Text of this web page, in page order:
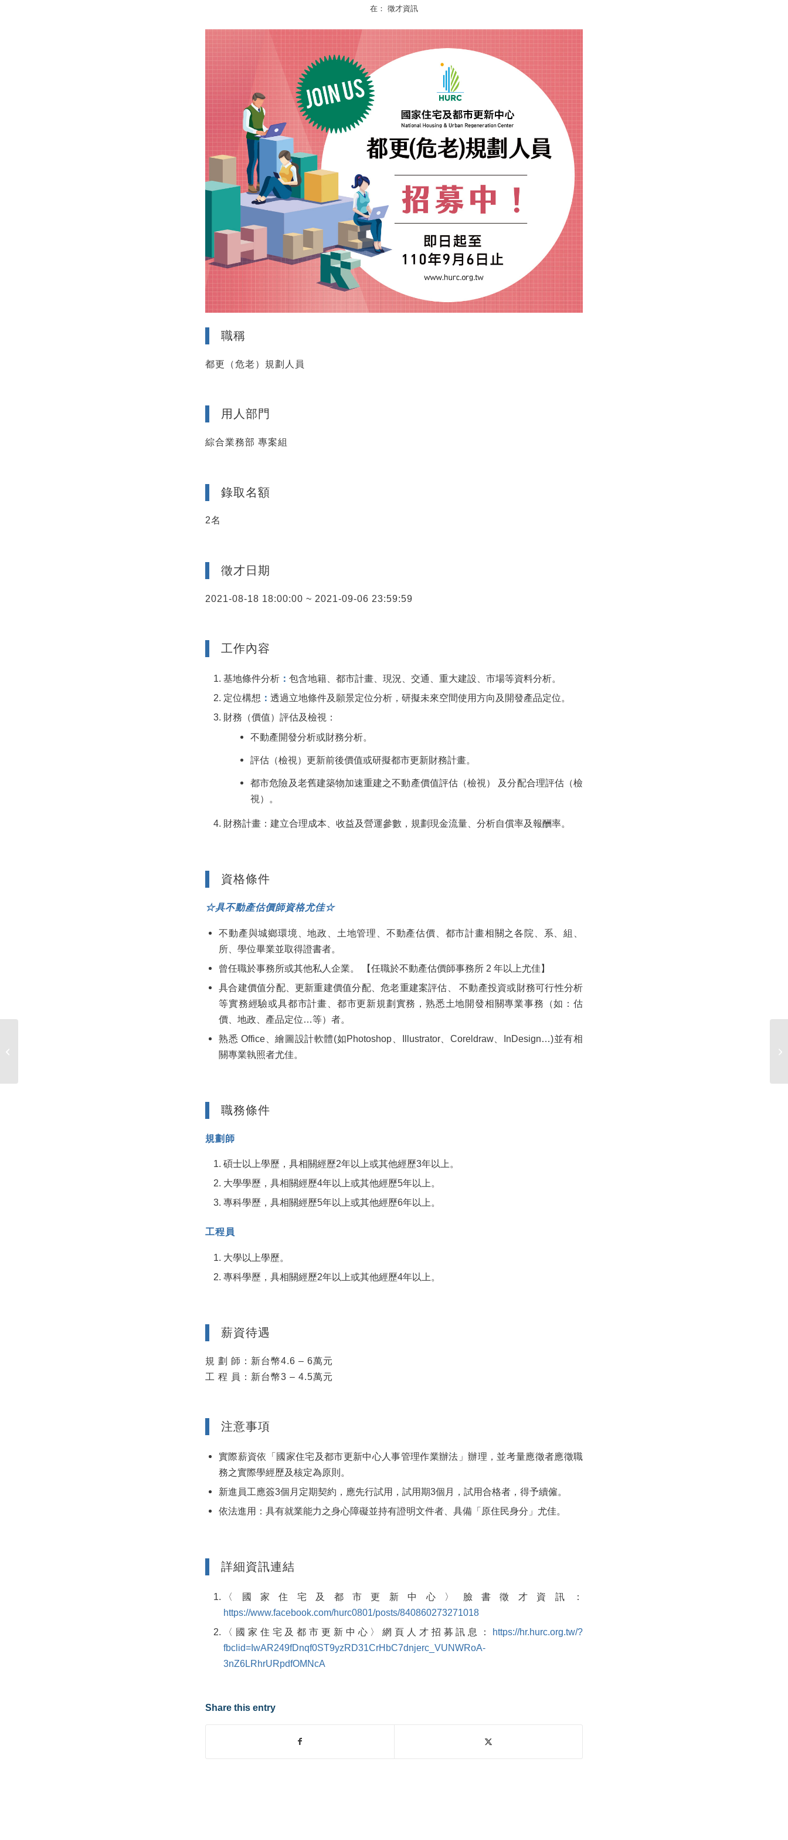
在： 徵才資訊
職稱
都更（危老）規劃人員
用人部門
綜合業務部 專案組
錄取名額
2名
徵才日期
2021-08-18 18:00:00 ~ 2021-09-06 23:59:59
工作內容
基地條件分析 ：包含地籍、都市計畫、現況、交通、重大建設、市場等資料分析。
定位構想 ：透過立地條件及願景定位分析，研擬未來空間使用方向及開發產品定位。
財務（價值）評估及檢視：
不動產開發分析或財務分析。
評估（檢視）更新前後價值或研擬都市更新財務計畫。
都市危險及老舊建築物加速重建之不動產價值評估（檢視） 及分配合理評估（檢
視）。
財務計畫：建立合理成本、收益及營運參數，規劃現金流量、分析自償率及報酬率。
資格條件
☆具不動產估價師資格尤佳☆
不動產與城鄉環境、地政、土地管理、不動產估價、都市計畫相關之各院、系、組、
所、學位畢業並取得證書者。
曾任職於事務所或其他私人企業。 【任職於不動產估價師事務所 2 年以上尤佳】
具合建價值分配、更新重建價值分配、危老重建案評估、 不動產投資或財務可行性分析
等實務經驗或具都市計畫、都市更新規劃實務，熟悉土地開發相關專業事務（如：估
價、地政、產品定位…等）者。
熟悉 Office、繪圖設計軟體(如Photoshop、Illustrator、Coreldraw、InDesign…)並有相
關專業執照者尤佳。
職務條件
規劃師
碩士以上學歷，具相關經歷2年以上或其他經歷3年以上。
大學學歷，具相關經歷4年以上或其他經歷5年以上。
專科學歷，具相關經歷5年以上或其他經歷6年以上。
工程員
大學以上學歷。
專科學歷，具相關經歷2年以上或其他經歷4年以上。
薪資待遇
規 劃 師：新台幣4.6 – 6萬元
工 程 員：新台幣3 – 4.5萬元
注意事項
實際薪資依「國家住宅及都市更新中心人事管理作業辦法」辦理，並考量應徵者應徵職
務之實際學經歷及核定為原則。
新進員工應簽3個月定期契約，應先行試用，試用期3個月，試用合格者，得予續僱。
依法進用：具有就業能力之身心障礙並持有證明文件者、具備「原住民身分」尤佳。
詳細資訊連結
〈國家住宅及都市更新中心〉臉書徵才資訊：
https://www.facebook.com/hurc0801/posts/840860273271018
〈國家住宅及都市更新中心〉網頁人才招募訊息： https://hr.hurc.org.tw/?
fbclid=IwAR249fDnqf0ST9yzRD31CrHbC7dnjerc_VUNWRoA-
3nZ6LRhrURpdfOMNcA
Share this entry